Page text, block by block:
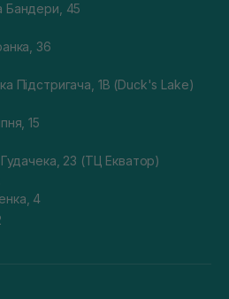
Бандери, 45
36
Підстригача, 1В (Duck's Lake)
15
Гудачека, 23 (ТЦ Екватор)
4